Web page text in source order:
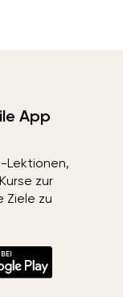
App
Lektionen,
zur
Ziele zu